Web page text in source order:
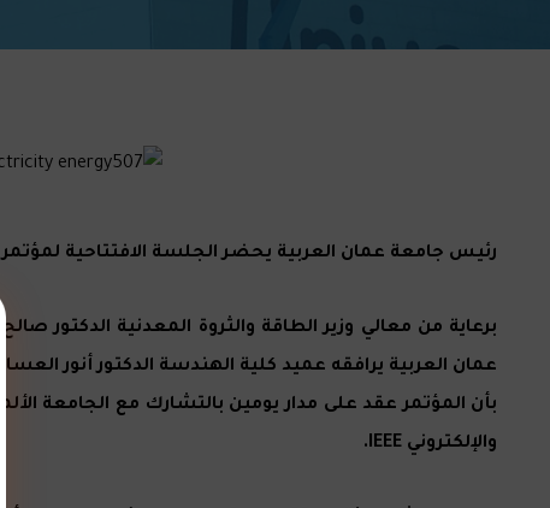
رئيس جامعة عمان العربية يحضر الجلسة الافتتاحية لمؤتمر
برعاية من معالي وزير الطاقة والثروة المعدنية الدكتور
عمان العربية يرافقه عميد كلية الهندسة الدكتور أنور
بأن المؤتمر عقد على مدار يومين بالتشارك مع الجامعة
والإلكتروني IEEE.